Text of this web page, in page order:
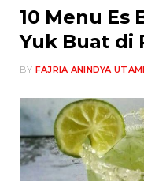
10 Menu Es
Yuk Buat di
BY FAJRIA ANINDYA UTAMI